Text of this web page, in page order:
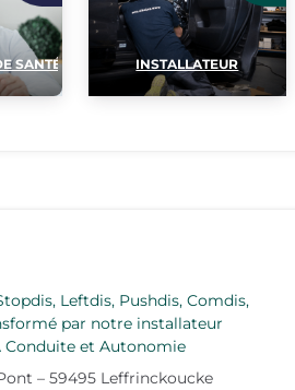
SANTÉ INSTALLATEUR
Leftdis, Pushdis, Comdis,
par notre installateur
Conduite et Autonomie
– 59495 Leffrinckoucke